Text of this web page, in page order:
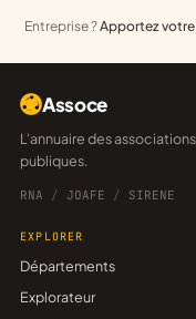
Entreprise ?Apportez
Assoce
L'annuaire des associations françaises, construit sur les données
publiques.
RNA / JOAFE / SIRENE
EXPLORER
Départements
Explorateur